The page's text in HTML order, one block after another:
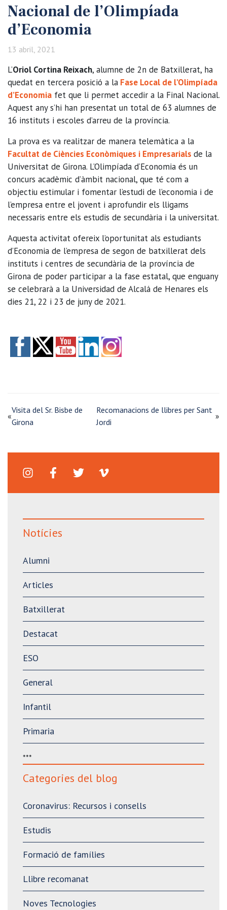
Nacional de l’Olimpíada
d’Economia
13 abril, 2021
L’Oriol Cortina Reixach, alumne de 2n de Batxillerat, ha
quedat en tercera posició a la Fase Local de l’Olimpíada
d’Economia fet que li permet accedir a la Final Nacional.
Aquest any s’hi han presentat un total de 63 alumnes de
16 instituts i escoles d’arreu de la província.
La prova es va realitzar de manera telemàtica a la
Facultat de Ciències Econòmiques i Empresarials de la
Universitat de Girona. L’Olimpíada d’Economia és un
concurs acadèmic d’àmbit nacional, que té com a
objectiu estimular i fomentar l’estudi de l’economia i de
l’empresa entre el jovent i aprofundir els lligams
necessaris entre els estudis de secundària i la universitat.
Aquesta activitat ofereix l’oportunitat als estudiants
d’Economia de l’empresa de segon de batxillerat dels
instituts i centres de secundària de la província de
Girona de poder participar a la fase estatal, que enguany
se celebrarà a la Universidad de Alcalá de Henares els
dies 21, 22 i 23 de juny de 2021.
«
Visita del Sr. Bisbe de
Girona
Recomanacions de llibres per Sant
Jordi
»
Notícies
Alumni
Articles
Batxillerat
Destacat
ESO
General
Infantil
Primaria
***
Categories del blog
Coronavirus: Recursos i consells
Estudis
Formació de famílies
Llibre recomanat
Noves Tecnologies